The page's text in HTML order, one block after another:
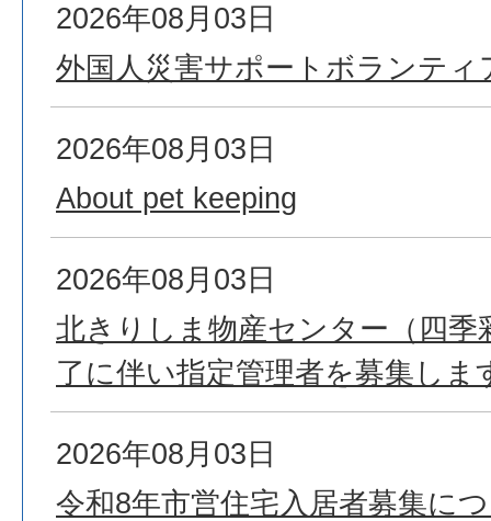
2026年08月03日
外国人災害サポートボランテ
2026年08月03日
About pet keeping
2026年08月03日
北きりしま物産センター（四季
了に伴い指定管理者を募集しま
2026年08月03日
令和8年市営住宅入居者募集に